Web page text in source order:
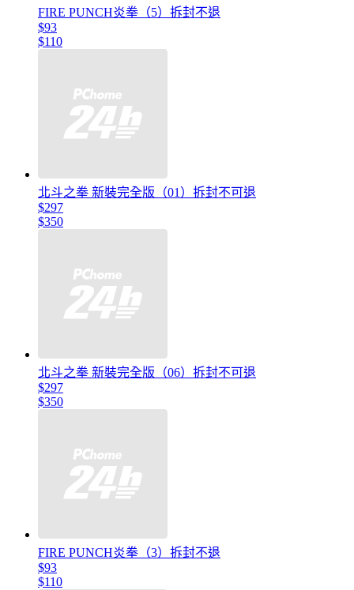
FIRE PUNCH炎拳（5）拆封不退
$93
$110
北斗之拳 新裝完全版（01）拆封不可退
$297
$350
北斗之拳 新裝完全版（06）拆封不可退
$297
$350
FIRE PUNCH炎拳（3）拆封不退
$93
$110